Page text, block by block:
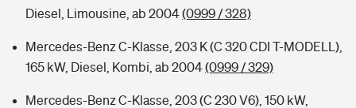
Diesel, Limousine, ab 2004(0999 / 328)
Mercedes-Benz C-Klasse, 203 K (C 320 CDI T-MODELL),
165 kW, Diesel, Kombi, ab 2004(0999 / 329)
Mercedes-Benz C-Klasse, 203 (C 230 V6), 150 kW,